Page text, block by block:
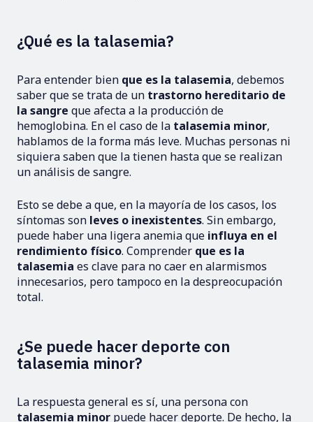
¿Qué es la talasemia?
Para entender bien que es la talasemia, debemos
saber que se trata de un trastorno hereditario de
la sangre que afecta a la producción de
hemoglobina. En el caso de la talasemia minor,
hablamos de la forma más leve. Muchas personas ni
siquiera saben que la tienen hasta que se realizan
un análisis de sangre.
Esto se debe a que, en la mayoría de los casos, los
síntomas son leves o inexistentes. Sin embargo,
puede haber una ligera anemia que influya en el
rendimiento físico. Comprender que es la
talasemia es clave para no caer en alarmismos
innecesarios, pero tampoco en la despreocupación
total.
¿Se puede hacer deporte con
talasemia minor?
La respuesta general es sí, una persona con
talasemia minor puede hacer deporte. De hecho, la